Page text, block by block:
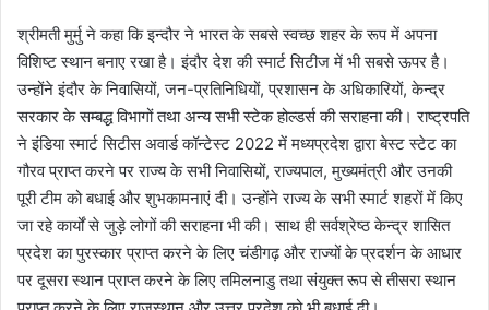
श्रीमती मुर्मु ने कहा कि इन्दौर ने भारत के सबसे स्वच्छ शहर के रूप में अपना
विशिष्ट स्थान बनाए रखा है। इंदौर देश की स्मार्ट सिटीज में भी सबसे ऊपर है।
उन्होंने इंदौर के निवासियों, जन-प्रतिनिधियों, प्रशासन के अधिकारियों, केन्द्र
सरकार के सम्बद्ध विभागों तथा अन्य सभी स्टेक होल्डर्स की सराहना की। राष्ट्रपति
ने इंडिया स्मार्ट सिटीस अवार्ड कॉन्टेस्ट 2022 में मध्यप्रदेश द्वारा बेस्ट स्टेट का
गौरव प्राप्त करने पर राज्य के सभी निवासियों, राज्यपाल, मुख्यमंत्री और उनकी
पूरी टीम को बधाई और शुभकामनाएं दी। उन्होंने राज्य के सभी स्मार्ट शहरों में किए
जा रहे कार्यों से जुड़े लोगों की सराहना भी की। साथ ही सर्वश्रेष्ठ केन्द्र शासित
प्रदेश का पुरस्कार प्राप्त करने के लिए चंडीगढ़ और राज्यों के प्रदर्शन के आधार
पर दूसरा स्थान प्राप्त करने के लिए तमिलनाडु तथा संयुक्त रूप से तीसरा स्थान